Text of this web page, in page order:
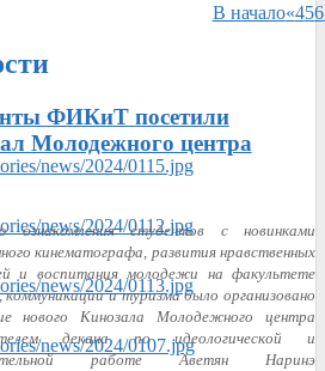
В начало«456
ФИКиТ посетили
Молодежного центра
ознакомления студентов с новинками
кинематографа, развития нравственных
и воспитания молодежи на факультете
и туризма было организовано
нового Кинозала Молодежного центра
декана по идеологической и
работе Аветян Наринэ